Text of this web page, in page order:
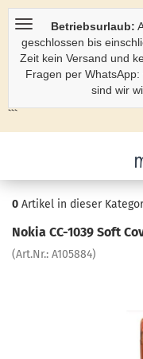
Betriebsurlaub:
geschlossen bis
Zeit kein Versand und
Fragen per WhatsApp:
sind wir
```
0 Artikel in dieser
Nokia CC-​1039 Soft
(Art.Nr.: A105884)